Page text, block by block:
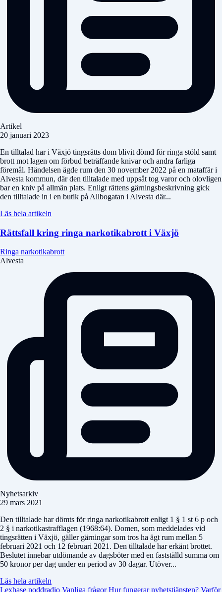
Artikel
20 januari 2023
En tilltalad har i Växjö tingsrätts dom blivit dömd för ringa stöld samt
brott mot lagen om förbud beträffande knivar och andra farliga
föremål. Händelsen ägde rum den 30 november 2022 på en mataffär i
Alvesta kommun, där den tilltalade med uppsåt tog varor och olovligen
bar en kniv på allmän plats. Enligt rättens gärningsbeskrivning gick
den tilltalade in i en butik på Allbogatan i Alvesta där...
Läs hela artikeln
Rättsfall kring ringa narkotikabrott i Växjö
Ringa narkotikabrott
Alvesta
Nyhetsarkiv
29 mars 2021
Den tilltalade har dömts för ringa narkotikabrott enligt 1 § 1 st 6 p och
2 § i narkotikastrafflagen (1968:64). Domen, som meddelades vid
tingsrätten i Växjö, gäller gärningar som tros ha ägt rum mellan 5
februari 2021 och 12 februari 2021. Den tilltalade har erkänt brottet.
Beslutet innebar utdömande av dagsböter med en fastställd summa om
50 kronor per dag under en period av 30 dagar. Utöver...
Läs hela artikeln
Lexbase poddradio Vanliga frågorHur fungerar nyhetstjänsten? Varför